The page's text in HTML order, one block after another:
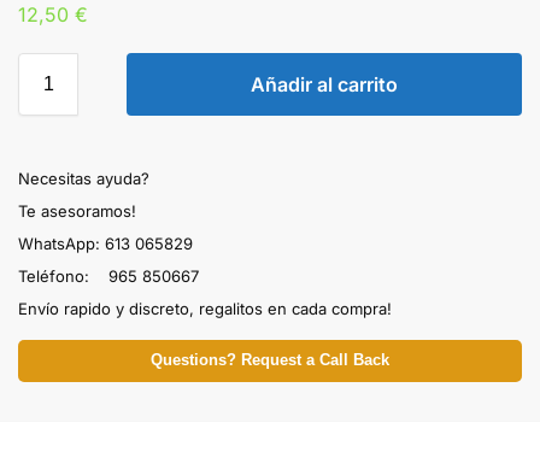
12,50 €
Añadir al carrito
Necesitas ayuda?
Te asesoramos!
WhatsApp: 613 065829
Teléfono: 965 850667
Envío rapido y discreto, regalitos en cada compra!
Questions? Request a Call Back